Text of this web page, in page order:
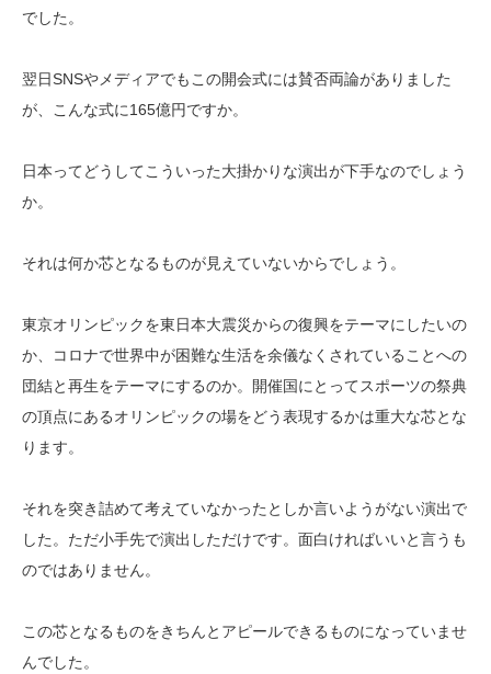
でした。
翌日SNSやメディアでもこの開会式には賛否両論がありました
が、こんな式に165億円ですか。
日本ってどうしてこういった大掛かりな演出が下手なのでしょう
か。
それは何か芯となるものが見えていないからでしょう。
東京オリンピックを東日本大震災からの復興をテーマにしたいの
か、コロナで世界中が困難な生活を余儀なくされていることへの
団結と再生をテーマにするのか。開催国にとってスポーツの祭典
の頂点にあるオリンピックの場をどう表現するかは重大な芯とな
ります。
それを突き詰めて考えていなかったとしか言いようがない演出で
した。ただ小手先で演出しただけです。面白ければいいと言うも
のではありません。
この芯となるものをきちんとアピールできるものになっていませ
んでした。